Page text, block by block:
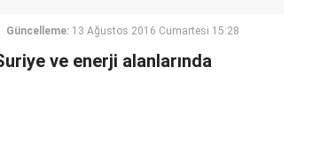
Güncelleme: 13 Ağustos 2016 Cumartesi 15:28
ve enerji alanlarında